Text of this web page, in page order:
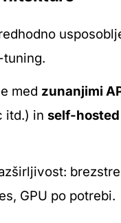
med zunanjimi
itd.) inself-
GPU po potrebi.